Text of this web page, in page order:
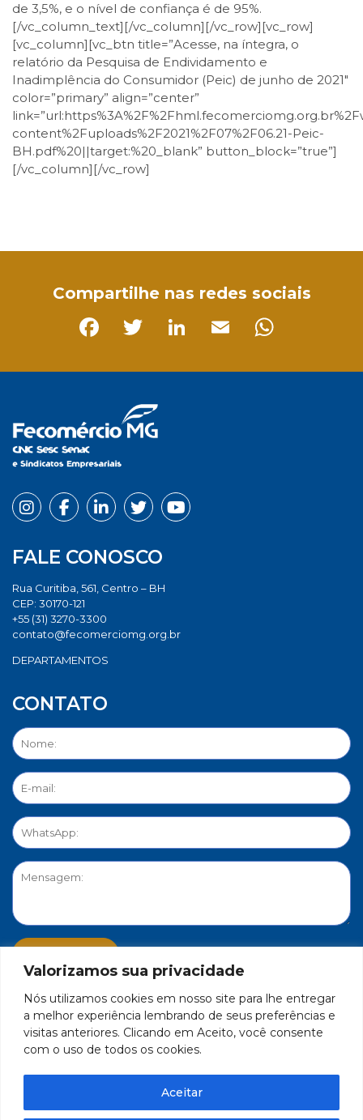
Valorizamos sua privacidade
Nós utilizamos cookies em nosso site para lhe entregar
a melhor experiência lembrando de seus preferências e
visitas anteriores. Clicando em Aceito, você consente
com o uso de todos os cookies.
Aceitar
de 3,5%, e o nível de confiança é de 95%.
[/vc_column_text][/vc_column][/vc_row][vc_row]
[vc_column][vc_btn title=”Acesse, na íntegra, o
relatório da Pesquisa de Endividamento e
Inadimplência do Consumidor (Peic) de junho de 2021″
color=”primary” align=”center”
content%2Fuploads%2F2021%2F07%2F06.21-Peic-
BH.pdf%20||target:%20_blank” button_block=”true”]
[/vc_column][/vc_row]
Compartilhe nas redes sociais
FALE CONOSCO
Rua Curitiba, 561, Centro – BH
CEP: 30170-121
+55 (31) 3270-3300
contato@fecomerciomg.org.br
DEPARTAMENTOS
CONTATO
PORTAL DE PRIVACIDADE
17.271.982/0001-59